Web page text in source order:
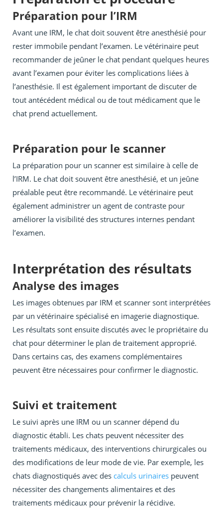
Préparation pour l’IRM
Avant une IRM, le chat doit souvent être anesthésié pour
rester immobile pendant l’examen. Le vétérinaire peut
recommander de jeûner le chat pendant quelques heures
avant l’examen pour éviter les complications liées à
l’anesthésie. Il est également important de discuter de
tout antécédent médical ou de tout médicament que le
chat prend actuellement.
Préparation pour le scanner
La préparation pour un scanner est similaire à celle de
l’IRM. Le chat doit souvent être anesthésié, et un jeûne
préalable peut être recommandé. Le vétérinaire peut
également administrer un agent de contraste pour
améliorer la visibilité des structures internes pendant
l’examen.
Interprétation des résultats
Analyse des images
Les images obtenues par IRM et scanner sont interprétées
par un vétérinaire spécialisé en imagerie diagnostique.
Les résultats sont ensuite discutés avec le propriétaire du
chat pour déterminer le plan de traitement approprié.
Dans certains cas, des examens complémentaires
peuvent être nécessaires pour confirmer le diagnostic.
Suivi et traitement
Le suivi après une IRM ou un scanner dépend du
diagnostic établi. Les chats peuvent nécessiter des
traitements médicaux, des interventions chirurgicales ou
des modifications de leur mode de vie. Par exemple, les
chats diagnostiqués avec des calculs urinaires peuvent
nécessiter des changements alimentaires et des
traitements médicaux pour prévenir la récidive.